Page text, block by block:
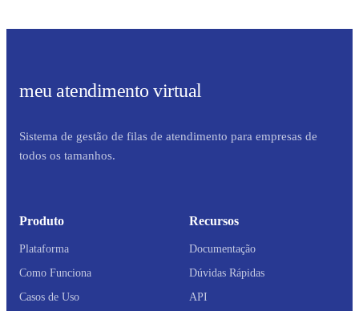
meu atendimento virtual
Sistema de gestão de filas de atendimento para empresas de
todos os tamanhos.
Produto
Plataforma
Como Funciona
Casos de Uso
Recursos
Documentação
Dúvidas Rápidas
API